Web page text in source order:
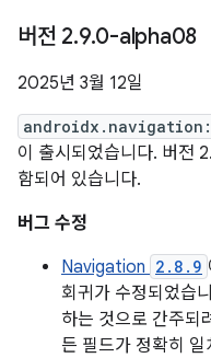
버전 2.9.0-alpha08
2025년 3월 12일
이 출시되었습니다. 버전
함되어 있습니다.
버그 수정
Navigation 2.8.9
회귀가 수정되었습
하는 것으로 간주되
든 필드가 정확히